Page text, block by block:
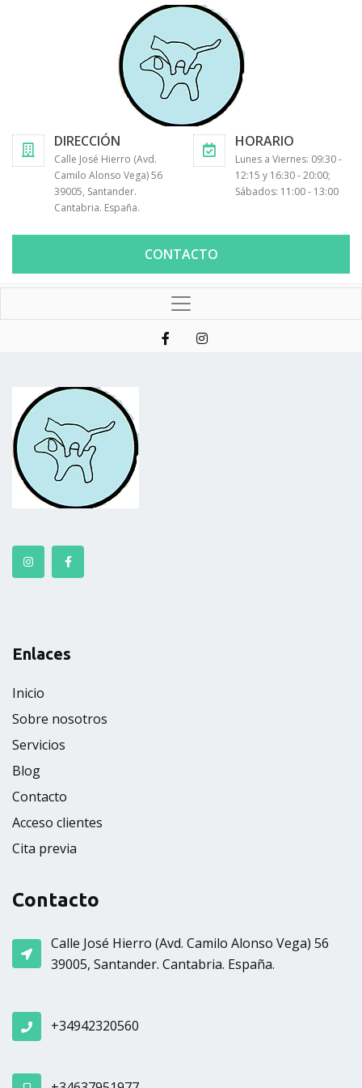
DIRECCIÓN
Calle José Hierro (Avd.
Camilo Alonso Vega) 56
39005, Santander.
Cantabria. España.
HORARIO
Lunes a Viernes: 09:30 -
12:15 y 16:30 - 20:00;
Sábados: 11:00 - 13:00
CONTACTO
Enlaces
Inicio
Sobre nosotros
Servicios
Blog
Contacto
Acceso clientes
Cita previa
Contacto
Calle José Hierro (Avd. Camilo Alonso Vega) 56
39005, Santander. Cantabria. España.
+34942320560